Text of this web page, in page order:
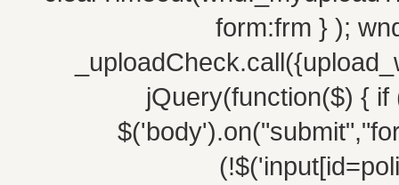
form:frm } );
jQuery(function($) {